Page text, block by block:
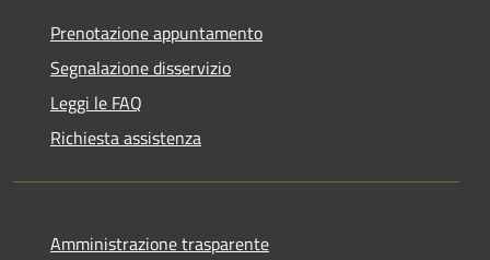
Prenotazione appuntamento
Segnalazione disservizio
Leggi le FAQ
Richiesta assistenza
Amministrazione trasparente